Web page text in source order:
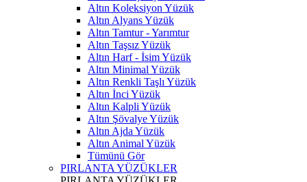
Altın Koleksiyon Yüzük
Altın Alyans Yüzük
Altın Tamtur - Yarımtur
Altın Taşsız Yüzük
Altın Harf - İsim Yüzük
Altın Minimal Yüzük
Altın Renkli Taşlı Yüzük
Altın İnci Yüzük
Altın Kalpli Yüzük
Altın Şövalye Yüzük
Altın Ajda Yüzük
Altın Animal Yüzük
Tümünü Gör
PIRLANTA YÜZÜKLER